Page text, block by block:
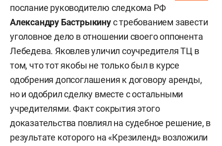
послание руководителю следкома РФ
Александру Бастрыкинус требованием завести
уголовное дело в отношении своего оппонента
Лебедева. Яковлев уличил соучредителя ТЦ в
том, что тот якобы не только был в курсе
одобрения допсоглашения к договору аренды,
но и одобрил сделку вместе с остальными
учредителями. Факт сокрытия этого
доказательства повлиял на судебное решение, в
результате которого на «Крезиленд» возложили